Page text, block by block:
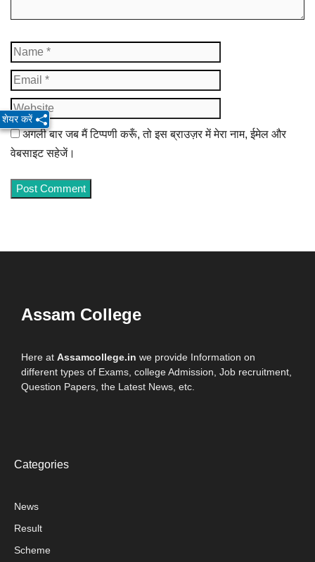
Name
अगली बार जब मैं टिप्पणी करूँ, तो इस ब्राउज़र में मेरा नाम, ईमेल और
वेबसाइट सहेजें।
Assam College
Here at Assamcollege.in we provide Information on
different types of Exams, college Admission, Job recruitment,
Question Papers, the Latest News, etc.
Categories
News
Result
Scheme
शेयर करें